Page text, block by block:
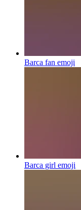
Barca fan emoji
Barca girl emoji